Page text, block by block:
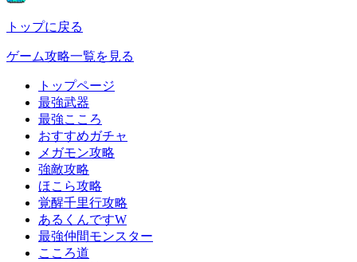
トップに戻る
ゲーム攻略一覧を見る
トップページ
最強武器
最強こころ
おすすめガチャ
メガモン攻略
強敵攻略
ほこら攻略
覚醒千里行攻略
あるくんですW
最強仲間モンスター
こころ道